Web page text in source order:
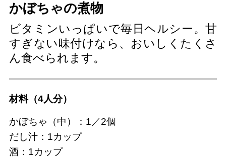
かぼちゃの煮物
ビタミンいっぱいで毎日ヘルシー。甘
すぎない味付けなら、おいしくたくさ
ん食べられます。
材料（4人分）
かぼちゃ（中）：1／2個
だし汁：1カップ
酒：1カップ